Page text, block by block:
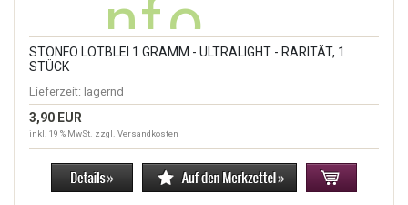
STONFO LOTBLEI 1 GRAMM - ULTRALIGHT - RARITÄT, 1
STÜCK
Lieferzeit: lagernd
3,90 EUR
inkl. 19 % MwSt. zzgl. Versandkosten